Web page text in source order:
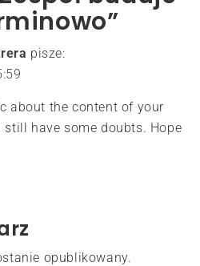
pisze:
about the content of your
have some doubts. Hope
opublikowany.